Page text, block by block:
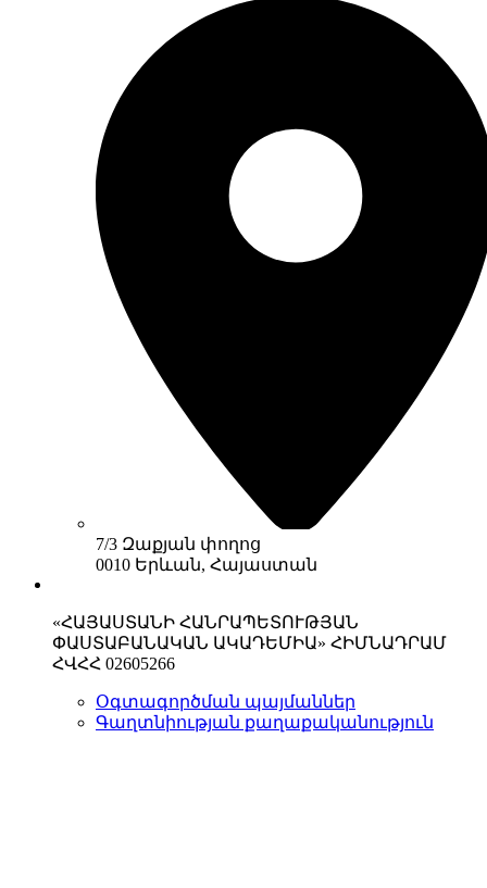
7/3 Զաքյան փողոց
0010 Երևան, Հայաստան
«ՀԱՅԱՍՏԱՆԻ ՀԱՆՐԱՊԵՏՈՒԹՅԱՆ
ՓԱՍՏԱԲԱՆԱԿԱՆ ԱԿԱԴԵՄԻԱ» ՀԻՄՆԱԴՐԱՄ
ՀՎՀՀ 02605266
Օգտագործման պայմաններ
Գաղտնիության քաղաքականություն